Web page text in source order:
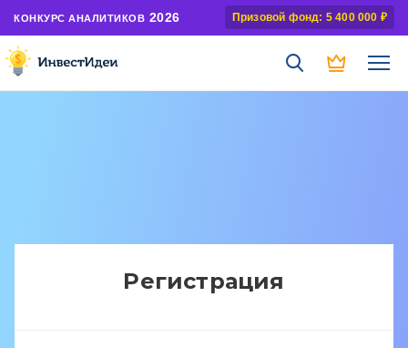
КОНКУРС АНАЛИТИКОВ 2026 Призовой фонд: 5 400 000 ₽
Регистрация